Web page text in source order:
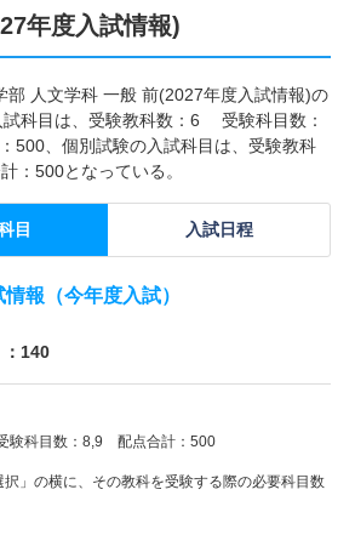
年度入試情報)
部 人文学科 一般 前(2027年度入試情報)の
試科目は、受験教科数：6 受験科目数：
、個別試験の入試科目は、受験教科
500となっている。
目 入試日程
報（今年度入試）
：140
験科目数：8,9 配点合計：500
」の横に、その教科を受験する際の必要科目数